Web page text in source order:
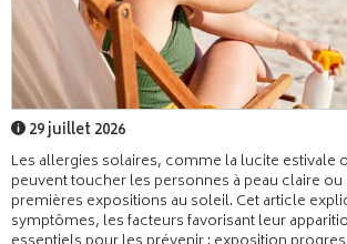
29 juillet 2026
Les allergies solaires, comme la lucite estivale
peuvent toucher les personnes à peau claire
premières expositions au soleil. Cet article
symptômes, les facteurs favorisant leur